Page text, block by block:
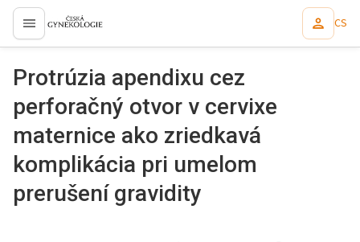
proLékaře.cz CS
Protrúzia apendixu cez
perforačný otvor v cervixe
maternice ako zriedkavá
komplikácia pri umelom
prerušení gravidity